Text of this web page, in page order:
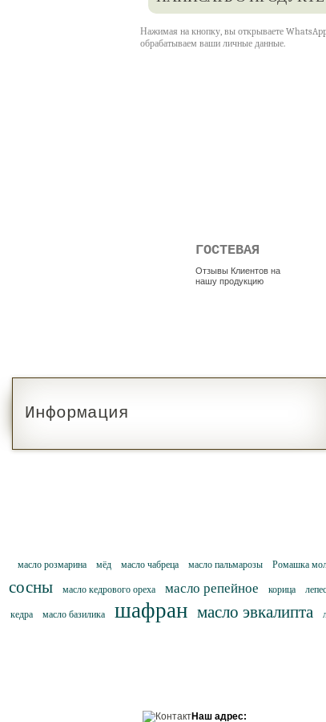
Нажимая на кнопку, вы открываете
обрабатываем ваши личные данные.
ГОСТЕВАЯ
Отзывы Клиентов на
нашу продукцию
Информация
масло розмарина мёд масло чабреца масло пальмарозы Ромашка
сосны
масло кедрового ореха масло репейное корица
кедра масло базилика шафран масло эвкалипта
Наш адрес: